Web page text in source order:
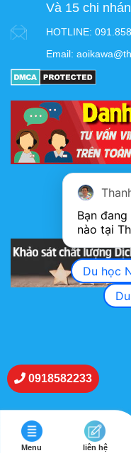
Và 15 chi
HOTLINE:
Email:
KHẢO SÁT
0918582233
Menu liên hệ
Bạn
nào tại
Du học